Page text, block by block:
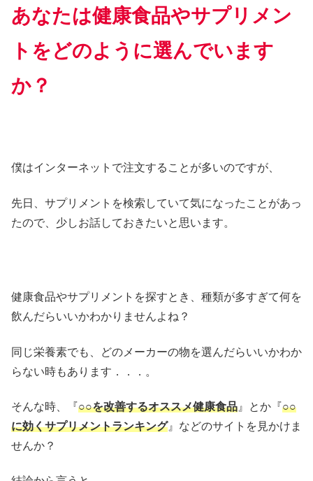
あなたは健康食品やサプリメン
トをどのように選んでいます
か？
僕はインターネットで注文することが多いのですが、
先日、サプリメントを検索していて気になったことがあっ
たので、少しお話しておきたいと思います。
健康食品やサプリメントを探すとき、種類が多すぎて何を
飲んだらいいかわかりませんよね？
同じ栄養素でも、どのメーカーの物を選んだらいいかわか
らない時もあります．．．。
そんな時、『○○を改善するオススメ健康食品 』とか『○○
に効くサプリメントランキング』などのサイトを見かけま
せんか？